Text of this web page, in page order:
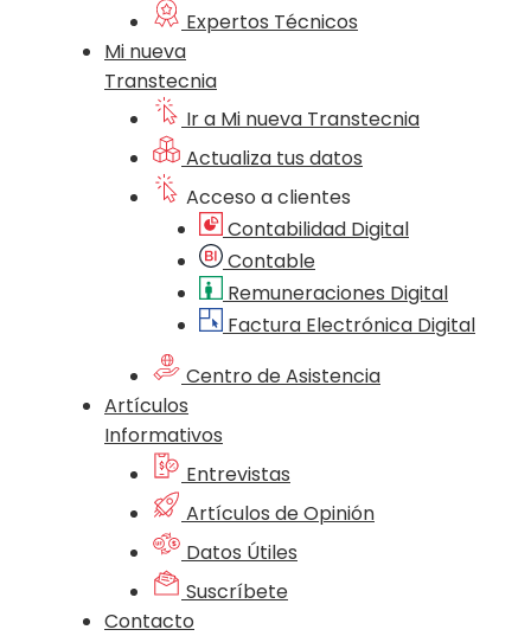
Expertos Técnicos
Mi nueva
Transtecnia
Ir a Mi nueva Transtecnia
Actualiza tus datos
Acceso a clientes
Contabilidad Digital
Contable
Remuneraciones Digital
Factura Electrónica Digital
Centro de Asistencia
Artículos
Informativos
Entrevistas
Artículos de Opinión
Datos Útiles
Suscríbete
Contacto